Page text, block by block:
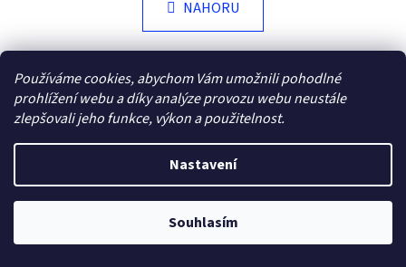
Používáme cookies, abychom Vám umožnili pohodlné
prohlížení webu a díky analýze provozu webu neustále
zlepšovali jeho funkce, výkon a použitelnost.
Nastavení
Souhlasím
á
d
a
c
í
p
k
y
v
k
v
á
n
í
NAHORU
Kontakt
@seznam.cz
776265743